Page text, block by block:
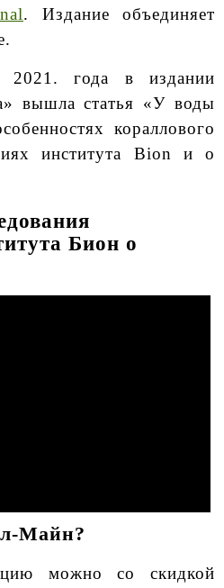
. Издание объединяет
года в издании
вышла статья «У воды
кораллового
института Bion и о
Бион о
Майн?
можно со скидкой